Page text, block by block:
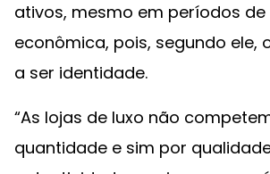
ativos, mesmo em períodos de
econômica, pois, segundo ele,
a ser identidade.
“As lojas de luxo não
quantidade e sim por